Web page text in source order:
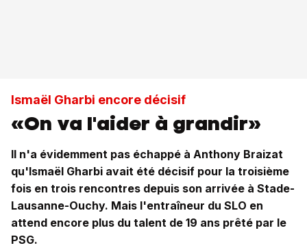
Ismaël Gharbi encore décisif
«On va l'aider à grandir»
Il n'a évidemment pas échappé à Anthony Braizat
qu'Ismaël Gharbi avait été décisif pour la troisième
fois en trois rencontres depuis son arrivée à Stade-
Lausanne-Ouchy. Mais l'entraîneur du SLO en
attend encore plus du talent de 19 ans prêté par le
PSG.